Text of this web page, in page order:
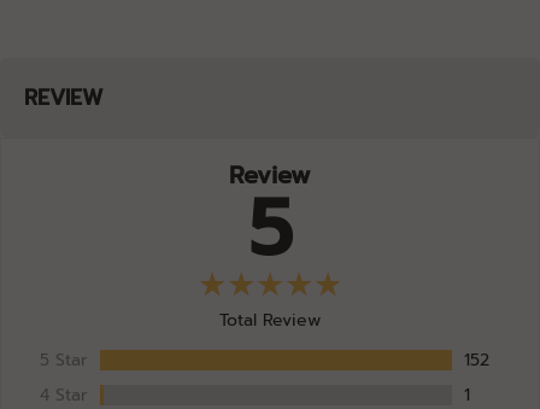
REVIEW
Review
5
Total Review
5 Star
152
4 Star
1